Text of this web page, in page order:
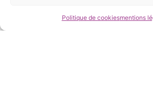
Politique de cookiesmentions